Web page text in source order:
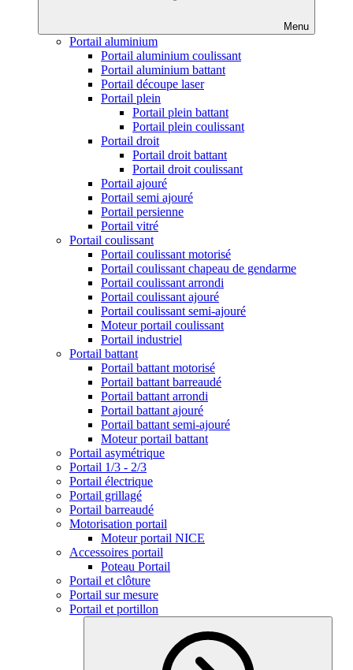
Menu
Portail aluminium
Portail aluminium coulissant
Portail aluminium battant
Portail découpe laser
Portail plein
Portail plein battant
Portail plein coulissant
Portail droit
Portail droit battant
Portail droit coulissant
Portail ajouré
Portail semi ajouré
Portail persienne
Portail vitré
Portail coulissant
Portail coulissant motorisé
Portail coulissant chapeau de gendarme
Portail coulissant arrondi
Portail coulissant ajouré
Portail coulissant semi-ajouré
Moteur portail coulissant
Portail industriel
Portail battant
Portail battant motorisé
Portail battant barreaudé
Portail battant arrondi
Portail battant ajouré
Portail battant semi-ajouré
Moteur portail battant
Portail asymétrique
Portail 1/3 - 2/3
Portail électrique
Portail grillagé
Portail barreaudé
Motorisation portail
Moteur portail NICE
Accessoires portail
Poteau Portail
Portail et clôture
Portail sur mesure
Portail et portillon